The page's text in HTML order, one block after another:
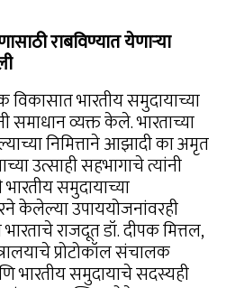
राबविण्यात येणाऱ्या
भारतीय समुदायाच्या
समाधान व्यक्त केले. भारताच्या
निमित्ताने आझादी का अमृत
उत्साही सहभागाचे त्यांनी
समुदायाच्या
केलेल्या उपाययोजनांवरही
राजदूत डॉ. दीपक मित्तल,
प्रोटोकॉल संचालक
भारतीय समुदायाचे सदस्यही